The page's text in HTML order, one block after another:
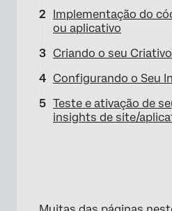
Implementação do
ou aplicativo
Criando o seu Criativo
Configurando o Seu
Teste e ativação de
insights de site/